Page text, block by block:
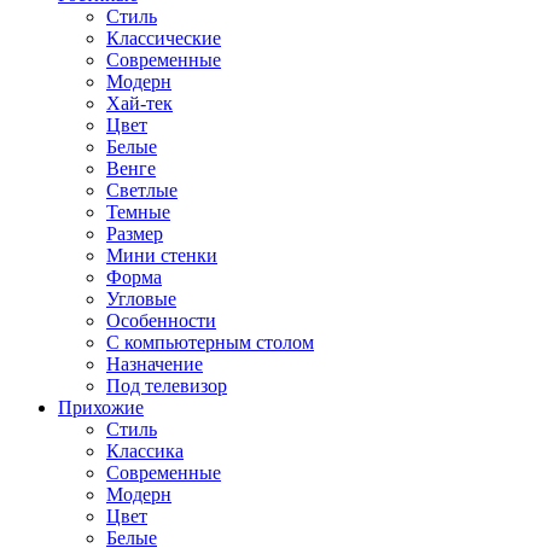
Стиль
Классические
Современные
Модерн
Хай-тек
Цвет
Белые
Венге
Светлые
Темные
Размер
Мини стенки
Форма
Угловые
Особенности
С компьютерным столом
Назначение
Под телевизор
Прихожие
Стиль
Классика
Современные
Модерн
Цвет
Белые